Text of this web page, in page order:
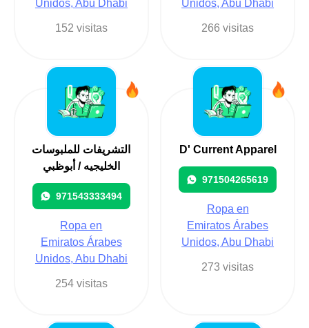
Unidos, Abu Dhabi
152 visitas
Unidos, Abu Dhabi
266 visitas
التشريفات للملبوسات
الخليجيه / أبوظبي
971543333494
Ropa en
Emiratos Árabes
Unidos, Abu Dhabi
254 visitas
D' Current Apparel
971504265619
Ropa en
Emiratos Árabes
Unidos, Abu Dhabi
273 visitas